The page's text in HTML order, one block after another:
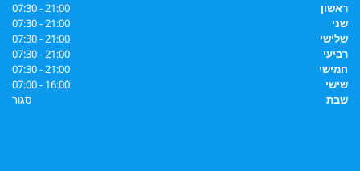
ראשון
21:00 - 07:30
שני
21:00 - 07:30
שלישי
21:00 - 07:30
רביעי
21:00 - 07:30
חמישי
21:00 - 07:30
שישי
16:00 - 07:00
שבת
סגור